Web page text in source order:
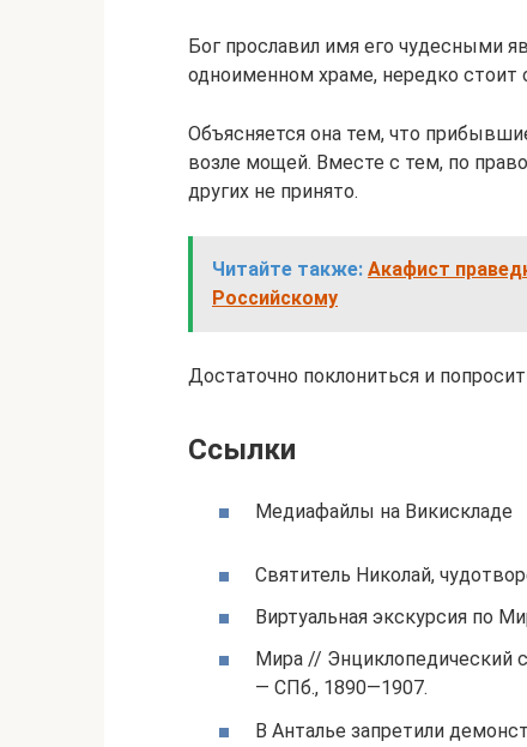
Бог прославил имя его чудесными
одноименном храме, нередко стоит
Объясняется она тем, что
возле мощей. Вместе с тем, по
других не принято.
Читайте также: Акафист
Российскому
Достаточно поклониться и
Ссылки
Медиафайлы на Викискладе
Святитель Николай,
Виртуальная экскурсия по
Мира // Энциклопедический
— СПб., 1890—1907.
В Анталье запретили